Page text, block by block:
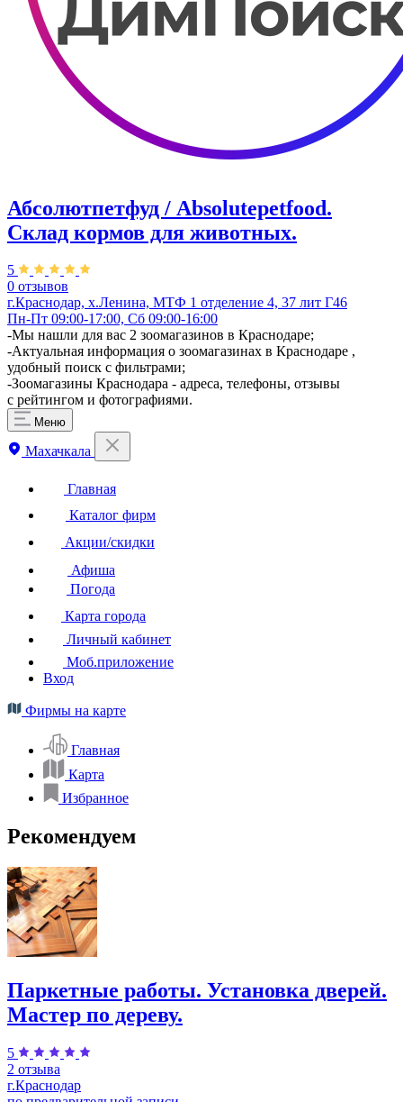
Абсолютпетфуд / Absolutepetfood.
Склад кормов для животных.
5
0 отзывов
г.Краснодар, х.Ленина, МТФ 1 отделение 4, 37 лит Г46
Пн-Пт 09:00-17:00, Сб 09:00-16:00
-Мы нашли для вас 2 зоомагазинов в Краснодаре;
-Актуальная информация о зоомагазинах в Краснодаре ,
удобный поиск с фильтрами;
-Зоомагазины Краснодара - адреса, телефоны, отзывы
с рейтингом и фотографиями.
Меню
Махачкала
Главная
Каталог фирм
Акции/скидки
Афиша
Погода
Карта города
Личный кабинет
Моб.приложение
Вход
Фирмы на карте
Главная
Карта
Избранное
Рекомендуем
Паркетные работы. Установка дверей.
Мастер по дереву.
5
2 отзыва
г.Краснодар